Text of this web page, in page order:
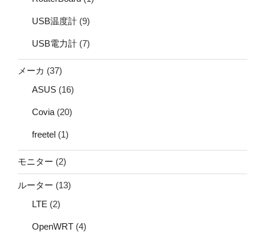
USB温度計 (9)
USB電力計 (7)
メーカ (37)
ASUS (16)
Covia (20)
freetel (1)
モニター (2)
ルーター (13)
LTE (2)
OpenWRT (4)